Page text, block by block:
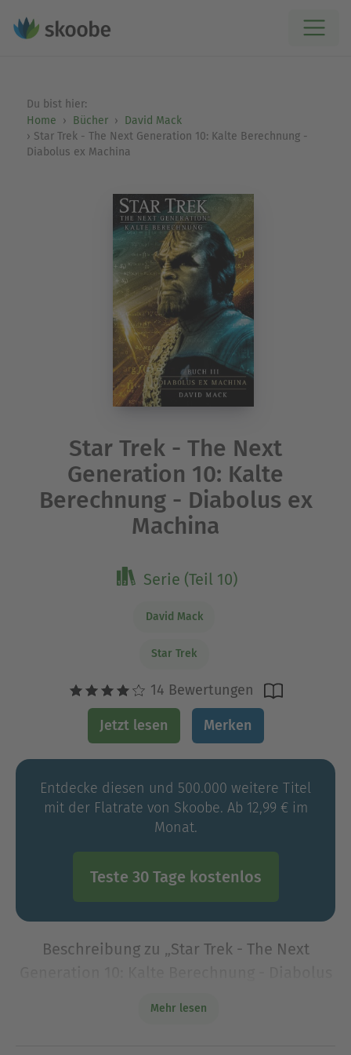
Du bist hier:
Home
Bücher
David Mack
Star Trek - The Next Generation 10: Kalte Berechnung -
Diabolus ex Machina
Star Trek - The Next
Generation 10: Kalte
Berechnung - Diabolus ex
Machina
Serie (Teil 10)
David Mack
Star Trek
14 Bewertungen
Jetzt lesen Merken
Entdecke diesen und 500.000 weitere Titel
mit der Flatrate von Skoobe. Ab 12,99 € im
Monat.
Teste 30 Tage kostenlos
Beschreibung zu „Star Trek - The Next
Mehr lesen